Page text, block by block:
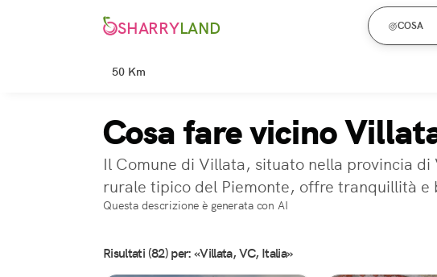
SHARRYLAND COSA
50 Km
Cosa fare vicino
Il Comune di Villata, situato nella provincia
rurale tipico del Piemonte, offre tranquillità
Questa descrizione è generata con AI
Risultati (82) per: «Villata, VC, Italia»